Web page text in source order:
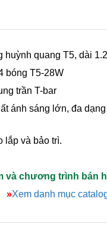
huỳnh quang T5, dài
bóng T5-28W
trần T-bar
ánh sáng lớn, đa
lắp và bảo trì.
và chương trình bán
»Xem danh mục